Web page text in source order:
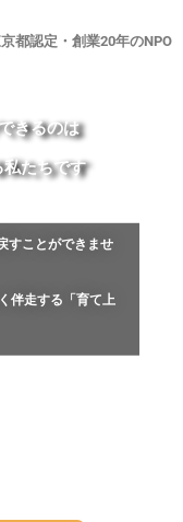
都認定・創業20年のNPO
きるのは
私たちです
すことができませ
伴走する「育て上